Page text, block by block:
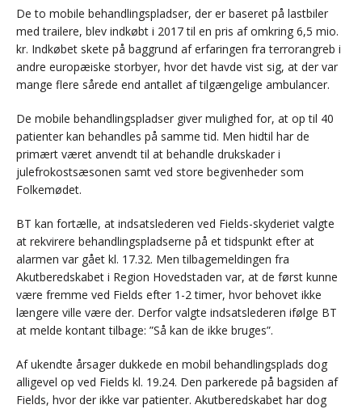
De to mobile behandlingspladser, der er baseret på lastbiler
med trailere, blev indkøbt i 2017 til en pris af omkring 6,5 mio.
kr. Indkøbet skete på baggrund af erfaringen fra terrorangreb i
andre europæiske storbyer, hvor det havde vist sig, at der var
mange flere sårede end antallet af tilgængelige ambulancer.
De mobile behandlingspladser giver mulighed for, at op til 40
patienter kan behandles på samme tid. Men hidtil har de
primært været anvendt til at behandle drukskader i
julefrokostsæsonen samt ved store begivenheder som
Folkemødet.
BT kan fortælle, at indsatslederen ved Fields-skyderiet valgte
at rekvirere behandlingspladserne på et tidspunkt efter at
alarmen var gået kl. 17.32. Men tilbagemeldingen fra
Akutberedskabet i Region Hovedstaden var, at de først kunne
være fremme ved Fields efter 1-2 timer, hvor behovet ikke
længere ville være der. Derfor valgte indsatslederen ifølge BT
at melde kontant tilbage: ”Så kan de ikke bruges”.
Af ukendte årsager dukkede en mobil behandlingsplads dog
alligevel op ved Fields kl. 19.24. Den parkerede på bagsiden af
Fields, hvor der ikke var patienter. Akutberedskabet har dog